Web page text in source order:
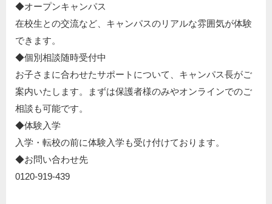
◆オープンキャンパス​
在校生との交流など、キャンパスのリアルな雰囲気が体験
できます。​
◆個別相談随時受付中​
お子さまに合わせたサポートについて、キャンパス長がご
案内いたします。まずは保護者様のみやオンラインでのご
相談も可能です。
◆体験入学​
入学・転校の前に体験入学も受け付けております。​
◆お問い合わせ先​
0120-919-439​